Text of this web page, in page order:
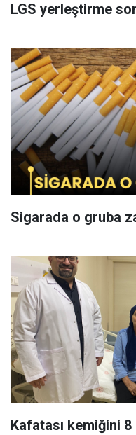
LGS yerleştirme
Sigarada o gruba
Kafatası kemiğini 8